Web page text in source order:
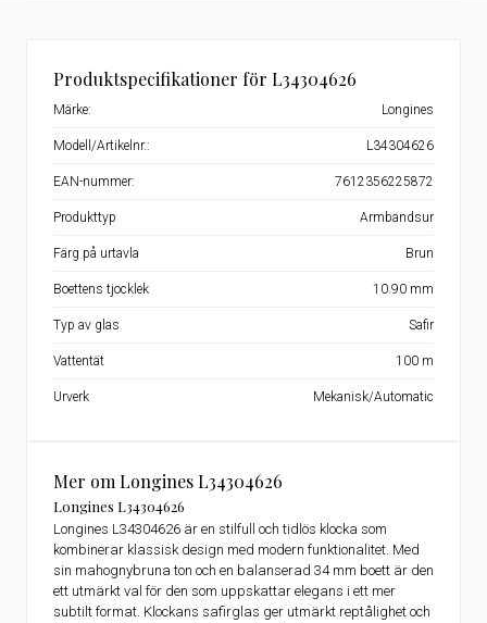
Mer om Longines L34304626
Longines L34304626
Longines L34304626 är en stilfull och tidlös klocka som
kombinerar klassisk design med modern funktionalitet. Med
sin mahognybruna ton och en balanserad 34 mm boett är den
ett utmärkt val för den som uppskattar elegans i ett mer
subtilt format. Klockans safirglas ger utmärkt reptålighet och
Produktspecifikationer för L34304626
Märke: Longines
Modell/Artikelnr.: L34304626
EAN-nummer: 7612356225872
Produkttyp Armbandsur
Färg på urtavla Brun
Boettens tjocklek 10.90 mm
Typ av glas Safir
Vattentät 100 m
Urverk Mekanisk/Automatic